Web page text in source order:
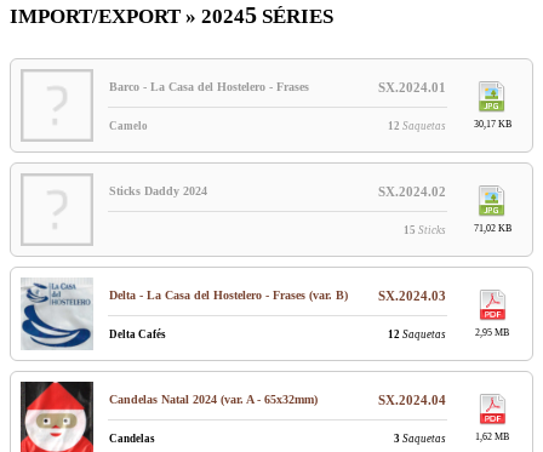
IMPORT/EXPORT » 20245 SÉRIES
Barco - La Casa del Hostelero - Frases SX.2024.01
30,17 KB
Camelo 12 Saquetas
Sticks Daddy 2024 SX.2024.02
71,02 KB
15 Sticks
Delta - La Casa del Hostelero - Frases (var. B) SX.2024.03
2,95 MB
Delta Cafés 12 Saquetas
Candelas Natal 2024 (var. A - 65x32mm) SX.2024.04
1,62 MB
Candelas 3 Saquetas